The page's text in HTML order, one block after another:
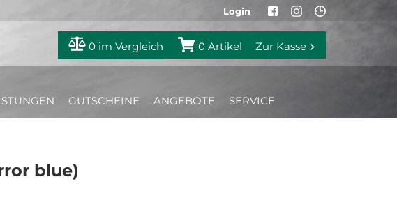
Login
0 im Vergleich 0 Artikel Zur Kasse
GUTSCHEINE ANGEBOTE SERVICE
blue)